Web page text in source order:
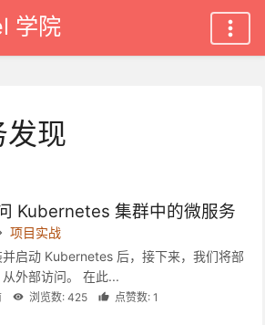
学院
发现
Kubernetes 集群中的微服务
项目实战
启动 Kubernetes 后，接下来，我们将部
外部访问。 在此...
浏览数: 425 点赞数: 1